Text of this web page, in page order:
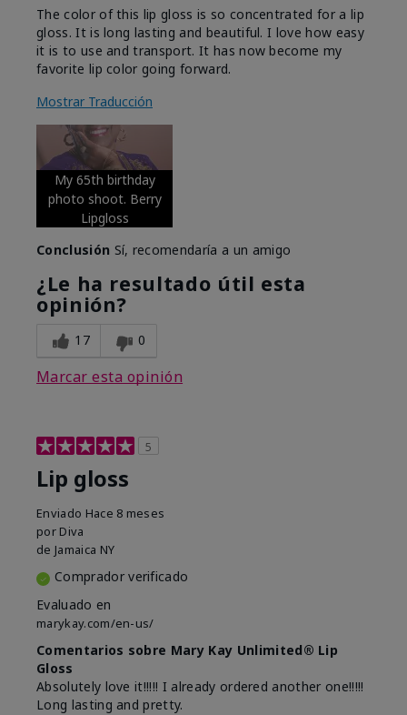
The color of this lip gloss is so concentrated for a lip
gloss. It is long lasting and beautiful. I love how easy
it is to use and transport. It has now become my
favorite lip color going forward.
Mostrar Traducción
My 65th birthday
photo shoot. Berry
Lipgloss
Conclusión Sí, recomendaría a un amigo
¿Le ha resultado útil esta
opinión?
17 0
Marcar esta opinión
5
Lip gloss
Enviado Hace 8 meses
por Diva
de Jamaica NY
Comprador verificado
Evaluado en
marykay.com/en-us/
Comentarios sobre Mary Kay Unlimited® Lip
Gloss
Absolutely love it!!!!! I already ordered another one!!!!!
Long lasting and pretty.